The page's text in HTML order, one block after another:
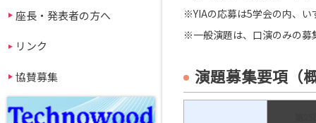
座長・発表者の方へ
リンク
協賛募集
※YIAの応募は5学会の内、
※一般演題は、口演のみの募
演題募集要項（